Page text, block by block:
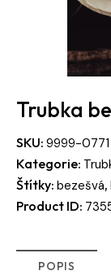
Trubka
SKU: 9999-
Kategorie:
Štítky: bezešvá,
Product ID:
POPIS